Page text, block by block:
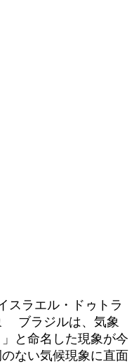
スラエル・ドゥトラ
ブラジルは、気象
と命名した現象が今
ない気候現象に直面